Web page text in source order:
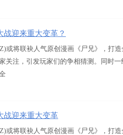
战迎来重大变革？
或将联袂人气原创漫画《尸兄》，打造
关注，引发玩家们的争相猜测。同时
战迎来重大变革
或将联袂人气原创漫画《尸兄》，打造